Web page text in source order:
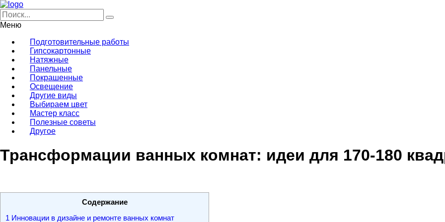
Меню
Подготовительные работы
Гипсокартонные
Натяжные
Панельные
Покрашенные
Освещение
Другие виды
Выбираем цвет
Мастер класс
Полезные советы
Другое
Трансформации ванных комнат: идеи для 170-180
Содержание
1 Инновации в дизайне и ремонте ванных комнат